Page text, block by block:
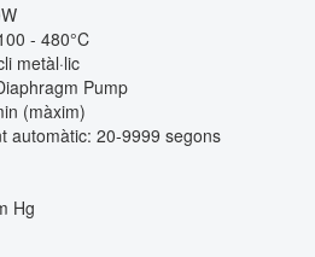
- 480°C
metàl·lic
Pump
(màxim)
automàtic: 20-9999 segons
Hg